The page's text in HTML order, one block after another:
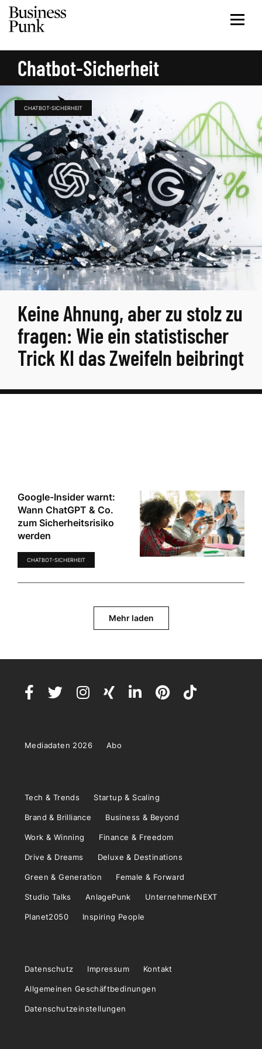
Chatbot-Sicherheit
CHATBOT-SICHERHEIT
Keine Ahnung, aber zu stolz zu
fragen: Wie ein statistischer
Trick KI das Zweifeln beibringt
Google-Insider warnt:
Wann ChatGPT & Co.
zum Sicherheitsrisiko
werden
CHATBOT-SICHERHEIT
Mehr laden
Mediadaten 2026 Abo
Tech & Trends Startup & Scaling
Brand & Brilliance Business & Beyond
Work & Winning Finance & Freedom
Drive & Dreams Deluxe & Destinations
Green & Generation Female & Forward
Studio Talks AnlagePunk UnternehmerNEXT
Planet2050 Inspiring People
Datenschutz Impressum Kontakt
Allgemeinen Geschäftbedinungen
Datenschutzeinstellungen